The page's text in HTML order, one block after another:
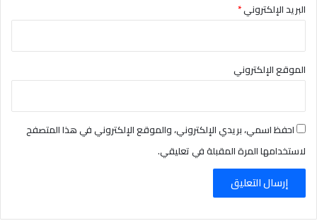
البريد الإلكتروني*
الموقع الإلكتروني
احفظ اسمي، بريدي الإلكتروني، والموقع الإلكتروني في هذا المتصفح
لاستخدامها المرة المقبلة في تعليقي.